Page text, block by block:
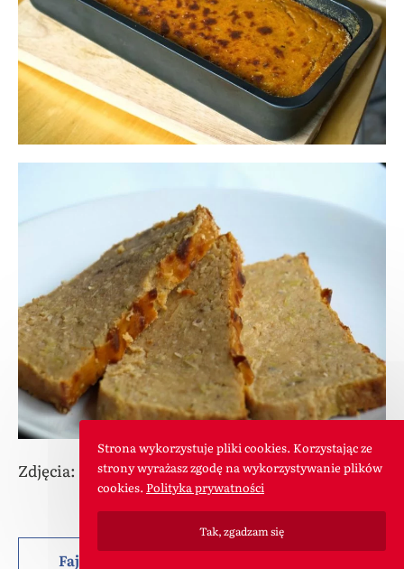
Zdjęcia: Paulina
Fajny artykuł? Możesz nas pochwalić lub
Strona wykorzystuje pliki cookies. Korzystając ze
strony wyrażasz zgodę na wykorzystywanie plików
cookies. Polityka prywatności
Tak, zgadzam się